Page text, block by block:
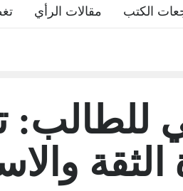
الكتب مقالات الرأي
الثقة